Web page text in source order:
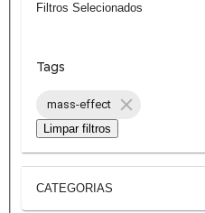
Filtros Selecionados
Tags
mass-effect
Limpar filtros
CATEGORIAS